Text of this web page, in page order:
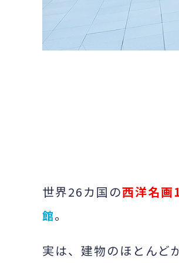
世界26カ国の西洋名
館。
実は、建物のほとんど